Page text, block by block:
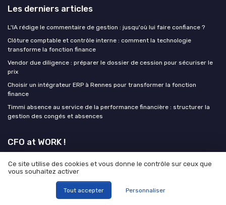
Les derniers articles
L'IA rédige le commentaire de gestion : jusqu'où lui faire confiance ?
Clôture comptable et contrôle interne : comment la technologie
transforme la fonction finance
Vendor due diligence : préparer le dossier de cession pour sécuriser le
prix
Choisir un intégrateur ERP à Rennes pour transformer la fonction
finance
Timmi absence au service de la performance financière : structurer la
gestion des congés et absences
CFO at WORK !
Mentions légales Politique de confidentialité
Ce site utilise des cookies et vous donne le contrôle sur ceux que
vous souhaitez activer
Tout accepter Personnaliser